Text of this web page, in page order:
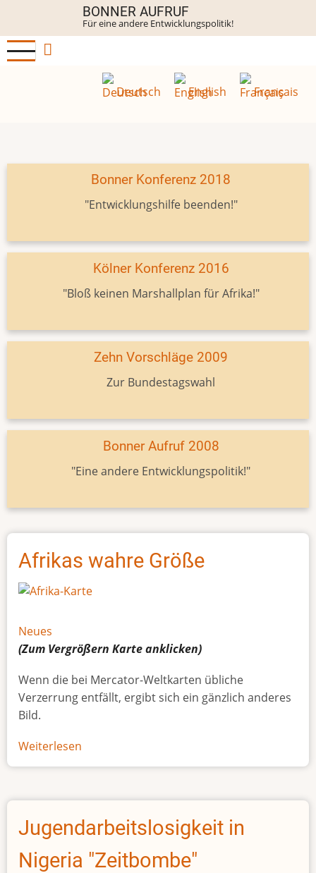
Inhalt
BONNER AUFRUF
Für eine andere Entwicklungspolitik!
Deutsch English Français
Bonner Konferenz 2018
"Entwicklungshilfe beenden!"
Kölner Konferenz 2016
"Bloß keinen Marshallplan für Afrika!"
Zehn Vorschläge 2009
Zur Bundestagswahl
Bonner Aufruf 2008
"Eine andere Entwicklungspolitik!"
Afrikas wahre Größe
Neues
(Zum Vergrößern Karteanklicken)
Wenn die bei Mercator-Weltkarten übliche
Verzerrung entfällt, ergibt sich ein gänzlich anderes
Bild.
Weiterlesen
Afrikas
Größe
Jugendarbeitslosigkeit in
Nigeria "Zeitbombe"